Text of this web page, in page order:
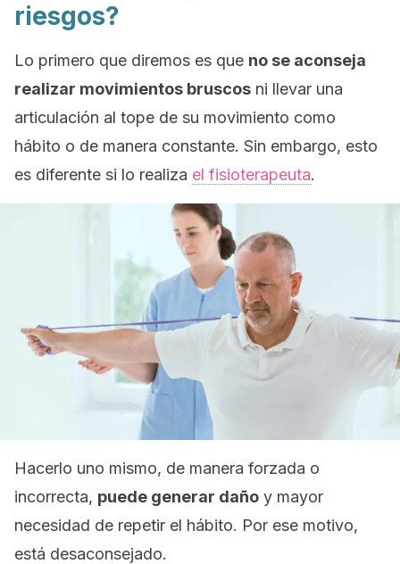
riesgos?
Lo primero que diremos es que no se aconseja
realizar movimientos bruscos ni llevar una
articulación al tope de su movimiento como
hábito o de manera constante. Sin embargo, esto
es diferente si lo realiza el fisioterapeuta.
Hacerlo uno mismo, de manera forzada o
incorrecta, puede generar daño y mayor
necesidad de repetir el hábito. Por ese motivo,
está desaconsejado.